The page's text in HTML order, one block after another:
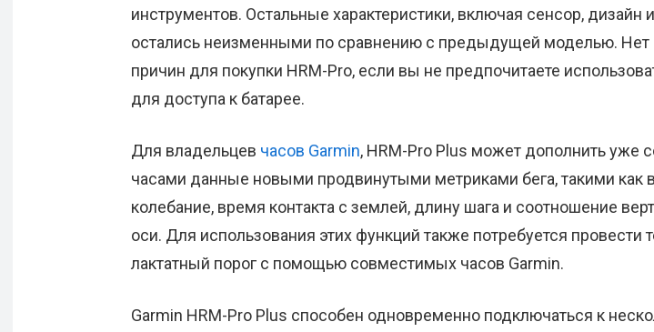
инструментов. Остальные характеристики, включая сенсор, дизайн
остались неизменными по сравнению с предыдущей моделью. Нет
причин для покупки HRM-Pro, если вы не предпочитаете
для доступа к батарее.
Для владельцев часов Garmin, HRM-Pro Plus может дополнить уже
часами данные новыми продвинутыми метриками бега, такими как
колебание, время контакта с землей, длину шага и соотношение
оси. Для использования этих функций также потребуется провести
лактатный порог с помощью совместимых часов Garmin.
Garmin HRM-Pro Plus способен одновременно подключаться к